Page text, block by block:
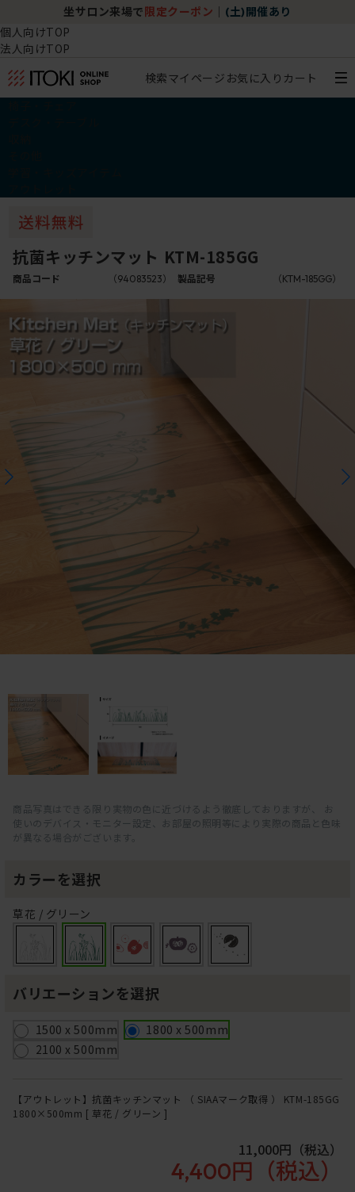
坐サロン来場で 限定クーポン (土)開催あり
個人向けTOP
法人向けTOP
検索マイページ お気に入り カート
抗菌キッチンマット KTM-185GG
商品コード （94083523） 製品記号 （KTM-185GG）
商品写真はできる限り実物の色に近づけるよう徹底しておりますが、 お
使いのデバイス・モニター設定、お部屋の照明等により実際の商品と色味
が異なる場合がございます。
カラーを選択
草花 / グリーン
バリエーションを選択
1500 x 500mm
1800 x 500mm
2100 x 500mm
【アウトレット】抗菌キッチンマット （ SIAAマーク取得 ） KTM-185GG
1800×500mm [ 草花 / グリーン ]
11,000円 （税込）
4,400円 （税込）